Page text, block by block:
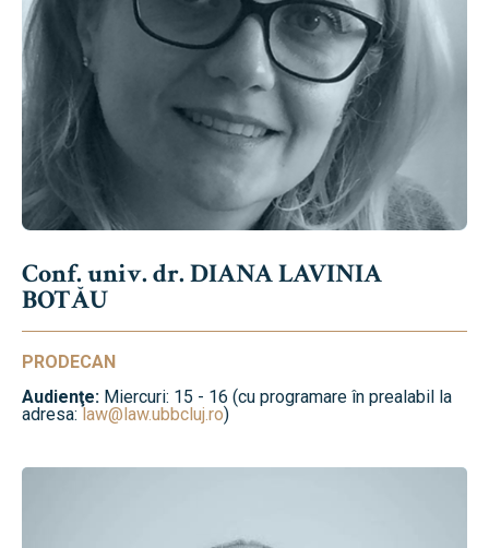
Conf. univ. dr. DIANA LAVINIA
BOTĂU
PRODECAN
Audienţe: Miercuri: 15 - 16 (cu programare în prealabil la
adresa: law@law.ubbcluj.ro)